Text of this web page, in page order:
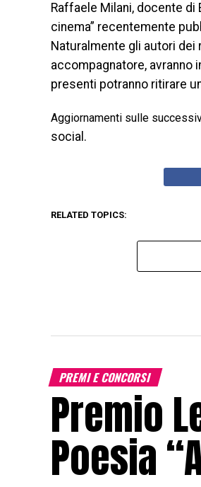
Raffaele Milani, docente di
cinema” recentemente
Naturalmente gli autori
accompagnatore, avranno
presenti potranno ritirare
Aggiornamenti sulle
social.
RELATED TOPICS:
PREMI E CONCORSI
Premio
Poesia